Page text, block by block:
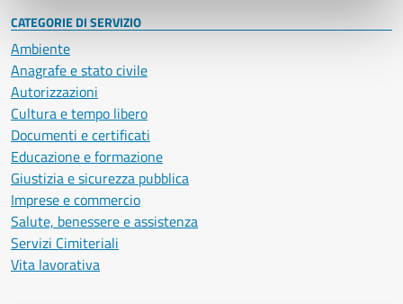
CATEGORIE DI SERVIZIO
Ambiente
Anagrafe e stato civile
Autorizzazioni
Cultura e tempo libero
Documenti e certificati
Educazione e formazione
Giustizia e sicurezza pubblica
Imprese e commercio
Salute, benessere e assistenza
Servizi Cimiteriali
Vita lavorativa